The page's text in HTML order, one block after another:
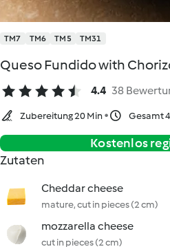
TM7 TM6 TM5 TM31
Queso Fundido with
4.4 38
Zubereitung 20 Min Gesamt
Kostenlos
Zutaten
Cheddar cheese
mature, cut in pieces (2 cm)
mozzarella cheese
cut in pieces (2 cm)